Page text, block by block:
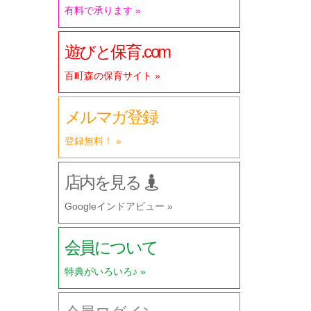
有料で承ります »
遊びと保育.com
百町森の保育サイト »
メルマガ登録
登録無料！ »
店内を見る
Googleインドアビュー »
会員について
特典がいろいろ♪ »